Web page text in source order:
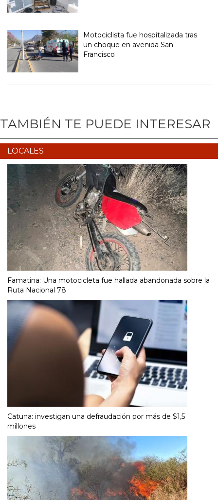
Motociclista fue hospitalizada tras
un choque en avenida San
Francisco
TAMBIÉN TE PUEDE INTERESAR
LOCALES
Famatina: Una motocicleta fue hallada abandonada sobre la
Ruta Nacional 78
Catuna: investigan una defraudación por más de $1,5
millones